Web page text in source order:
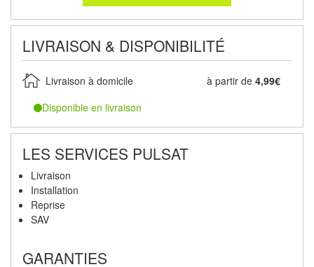
LIVRAISON & DISPONIBILITÉ
Livraison à domicile à partir de 4,99€
Disponible en livraison
LES SERVICES PULSAT
Livraison
Installation
Reprise
SAV
GARANTIES